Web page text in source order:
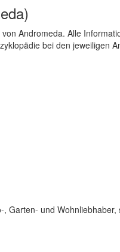
Andromeda. Alle
bei den jeweiligen
und